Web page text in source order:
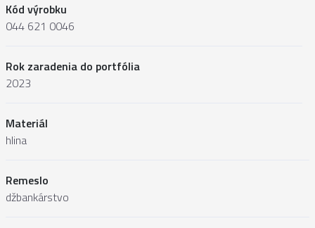
Kód výrobku
044 621 0046
Rok zaradenia do portfólia
2023
Materiál
hlina
Remeslo
džbankárstvo